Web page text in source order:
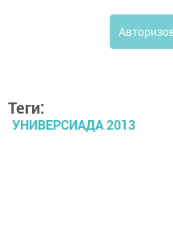
Теги:
УНИВЕРСИАДА 2013